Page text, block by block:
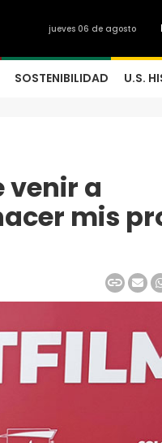
jueves 06 de agosto
SOSTENIBILIDAD U.S.
venir a
mis